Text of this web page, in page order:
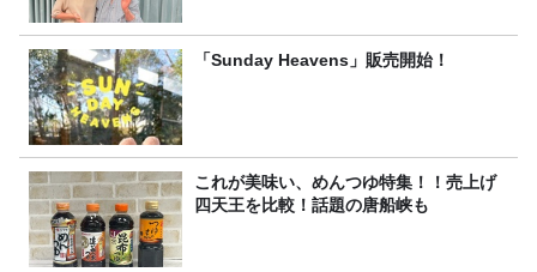
「Sunday Heavens」販売開始！
これが美味い、めんつゆ特集！！売上げ
四天王を比較！話題の唐船峡も